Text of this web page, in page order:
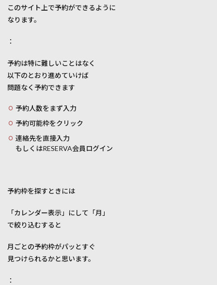
このサイト上で予約ができるように
なります。
：
予約は特に難しいことはなく
以下のとおり進めていけば
問題なく予約できます
予約人数をまず入力
予約可能枠をクリック
連絡先を直接入力
もしくはRESERVA会員ログイン
予約枠を探すときには
「カレンダー表示」にして「月」
で絞り込むすると
月ごとの予約枠がパッとすぐ
見つけられるかと思います。
：